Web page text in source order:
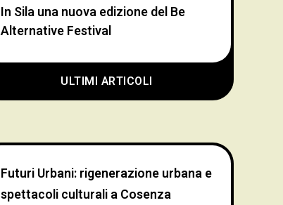
ULTIMI ARTICOLI
In Sila una nuova edizione del Be
Alternative Festival
Futuri Urbani: rigenerazione urbana e
spettacoli culturali a Cosenza